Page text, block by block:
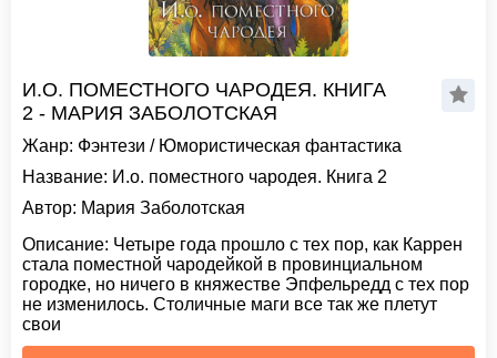
И.О. ПОМЕСТНОГО ЧАРОДЕЯ. КНИГА
2 - МАРИЯ ЗАБОЛОТСКАЯ
Жанр: Фэнтези / Юмористическая фантастика
Название: И.о. поместного чародея. Книга 2
Автор: Мария Заболотская
Описание: Четыре года прошло с тех пор, как Каррен
стала поместной чародейкой в провинциальном
городке, но ничего в княжестве Эпфельредд с тех пор
не изменилось. Столичные маги все так же плетут
свои